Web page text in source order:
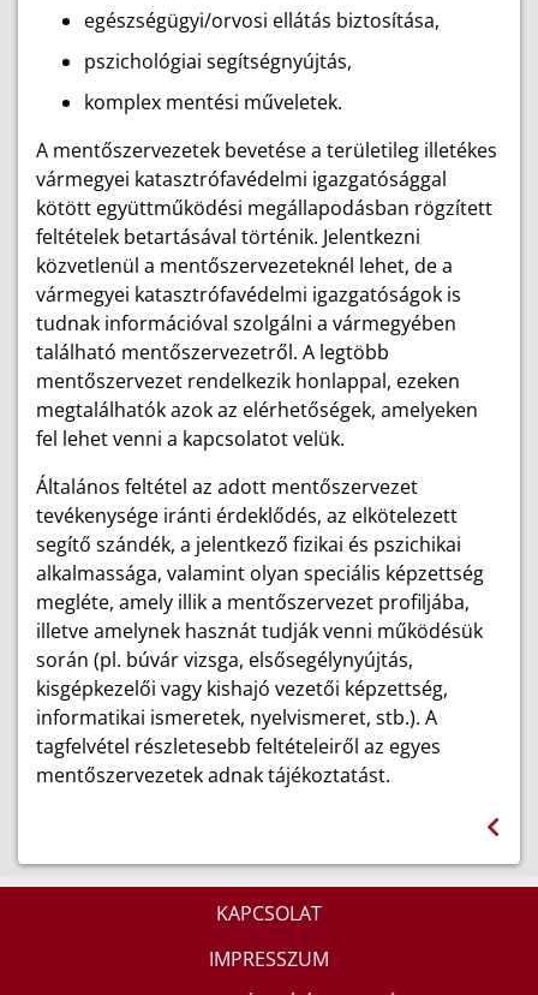
egészségügyi/orvosi ellátás biztosítása,
pszichológiai segítségnyújtás,
komplex mentési műveletek.
A mentőszervezetek bevetése a területileg illetékes
vármegyei katasztrófavédelmi igazgatósággal
kötött együttműködési megállapodásban rögzített
feltételek betartásával történik. Jelentkezni
közvetlenül a mentőszervezeteknél lehet, de a
vármegyei katasztrófavédelmi igazgatóságok is
tudnak információval szolgálni a vármegyében
található mentőszervezetről. A legtöbb
mentőszervezet rendelkezik honlappal, ezeken
megtalálhatók azok az elérhetőségek, amelyeken
fel lehet venni a kapcsolatot velük.
Általános feltétel az adott mentőszervezet
tevékenysége iránti érdeklődés, az elkötelezett
segítő szándék, a jelentkező fizikai és pszichikai
alkalmassága, valamint olyan speciális képzettség
megléte, amely illik a mentőszervezet profiljába,
illetve amelynek hasznát tudják venni működésük
során (pl. búvár vizsga, elsősegélynyújtás,
kisgépkezelői vagy kishajó vezetői képzettség,
informatikai ismeretek, nyelvismeret, stb.). A
tagfelvétel részletesebb feltételeiről az egyes
mentőszervezetek adnak tájékoztatást.
KAPCSOLAT
IMPRESSZUM